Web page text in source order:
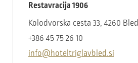
Restavracija 1906
Kolodvorska cesta 33, 4260 Bled
+386 45 75 26 10
info@hoteltriglavbled.si